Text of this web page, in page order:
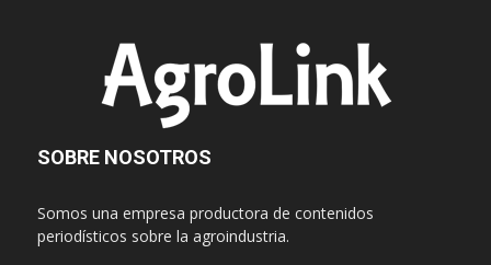
SOBRE NOSOTROS
Somos una empresa productora de contenidos
periodísticos sobre la agroindustria.